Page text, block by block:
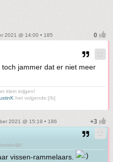
2021 @ 14:00 • 185
jammer dat er niet meer
klein krijgen!
het volgende:[/b]
2021 @ 15:19 • 186
vissen-rammelaars.